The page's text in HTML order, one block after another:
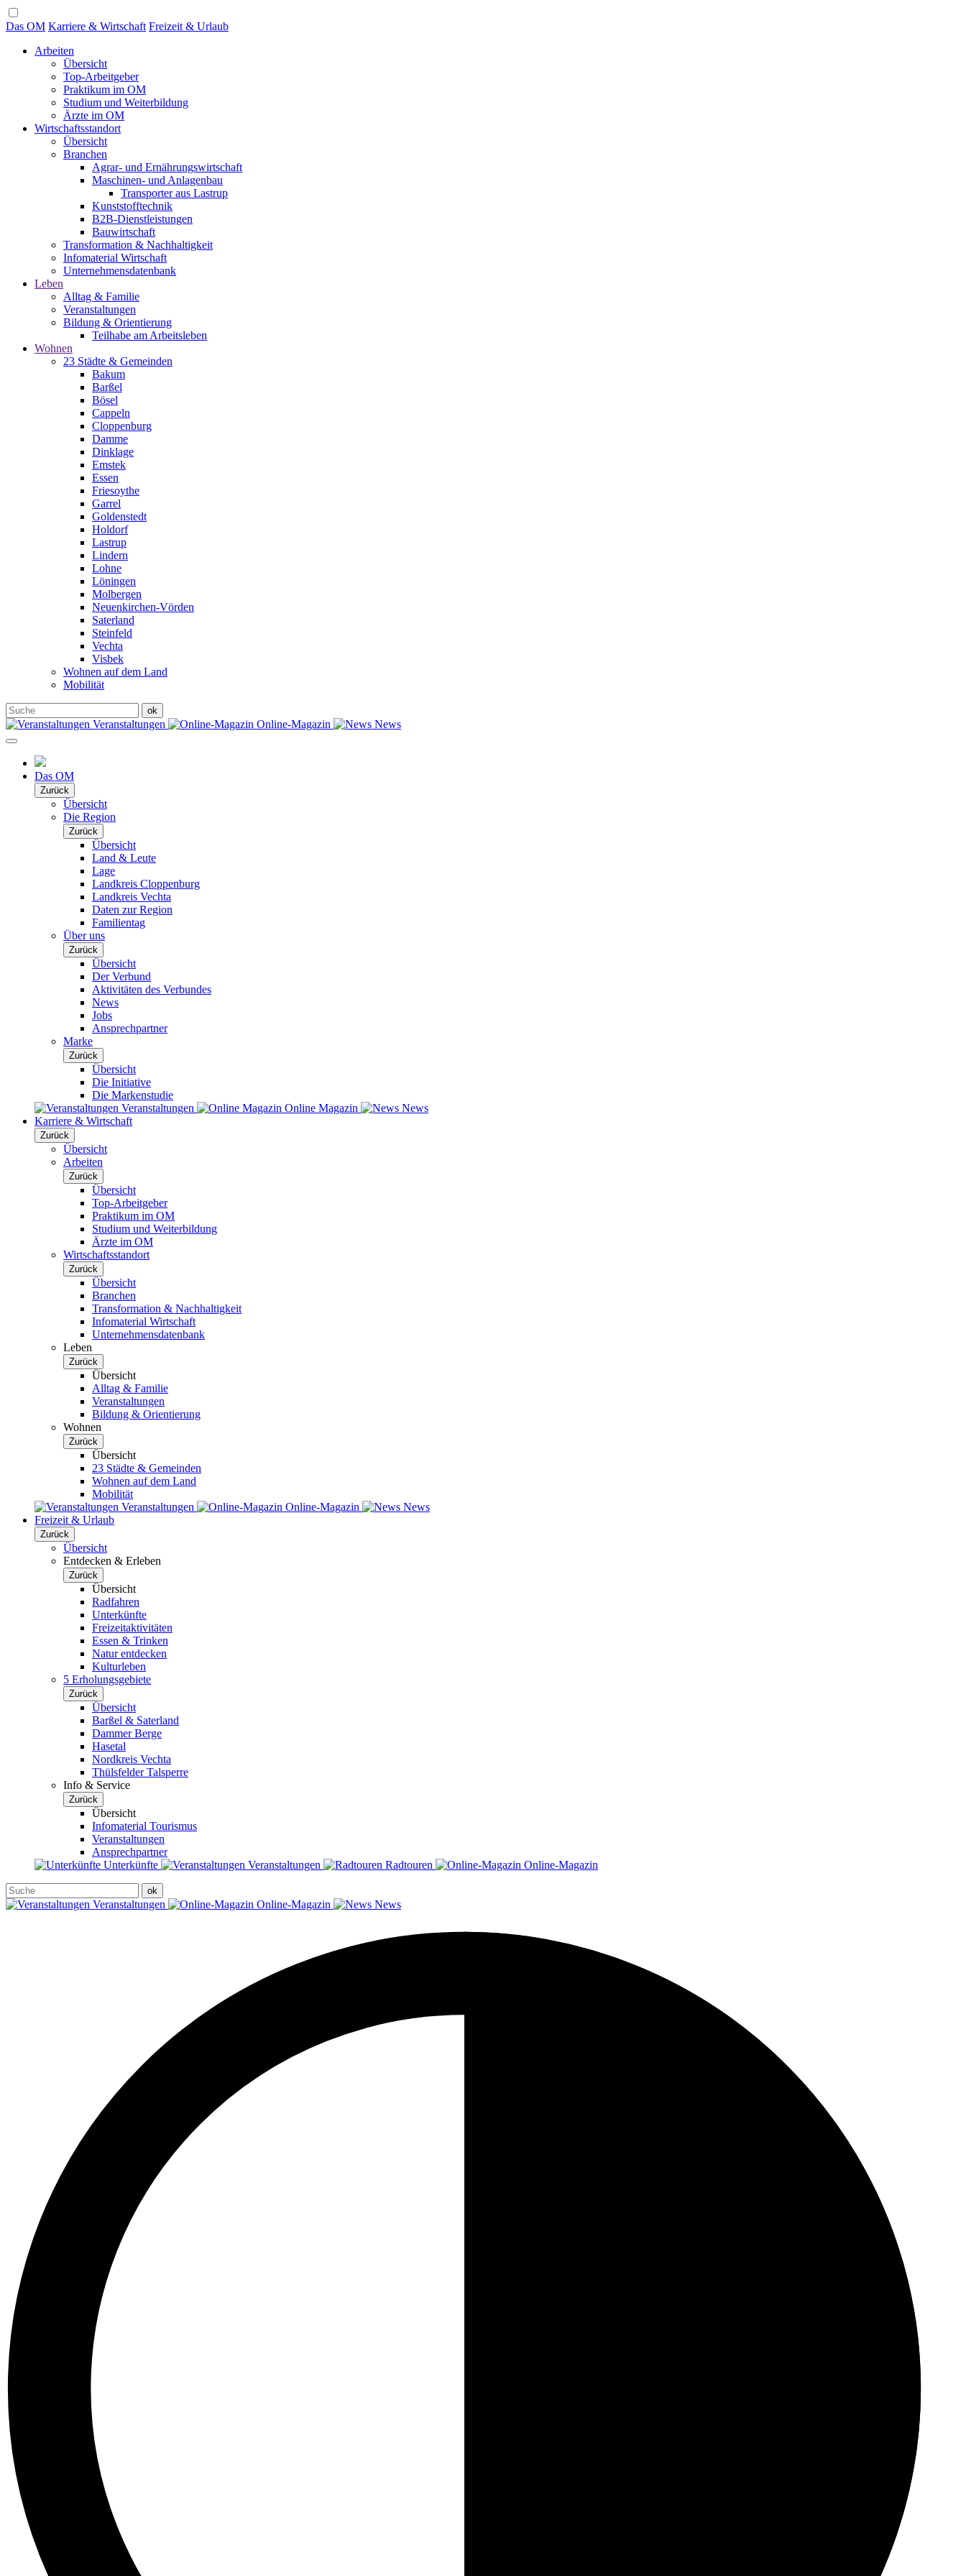
Das OM Karriere & Wirtschaft Freizeit & Urlaub
Arbeiten
Übersicht
Top-Arbeitgeber
Praktikum im OM
Studium und Weiterbildung
Ärzte im OM
Wirtschaftsstandort
Übersicht
Branchen
Agrar- und Ernährungswirtschaft
Maschinen- und Anlagenbau
Transporter aus Lastrup
Kunststofftechnik
B2B-Dienstleistungen
Bauwirtschaft
Transformation & Nachhaltigkeit
Infomaterial Wirtschaft
Unternehmensdatenbank
Leben
Alltag & Familie
Veranstaltungen
Bildung & Orientierung
Teilhabe am Arbeitsleben
Wohnen
23 Städte & Gemeinden
Bakum
Barßel
Bösel
Cappeln
Cloppenburg
Damme
Dinklage
Emstek
Essen
Friesoythe
Garrel
Goldenstedt
Holdorf
Lastrup
Lindern
Lohne
Löningen
Molbergen
Neuenkirchen-Vörden
Saterland
Steinfeld
Vechta
Visbek
Wohnen auf dem Land
Mobilität
Veranstaltungen Online-Magazin News
Das OM
Zurück
Übersicht
Die Region
Zurück
Übersicht
Land & Leute
Lage
Landkreis Cloppenburg
Landkreis Vechta
Daten zur Region
Familientag
Über uns
Zurück
Übersicht
Der Verbund
Aktivitäten des Verbundes
News
Jobs
Ansprechpartner
Marke
Zurück
Übersicht
Die Initiative
Die Markenstudie
Veranstaltungen
Online Magazin
News
Karriere & Wirtschaft
Zurück
Übersicht
Arbeiten
Zurück
Übersicht
Top-Arbeitgeber
Praktikum im OM
Studium und Weiterbildung
Ärzte im OM
Wirtschaftsstandort
Zurück
Übersicht
Branchen
Transformation & Nachhaltigkeit
Infomaterial Wirtschaft
Unternehmensdatenbank
Leben
Zurück
Übersicht
Alltag & Familie
Veranstaltungen
Bildung & Orientierung
Wohnen
Zurück
Übersicht
23 Städte & Gemeinden
Wohnen auf dem Land
Mobilität
Veranstaltungen
Online-Magazin
News
Freizeit & Urlaub
Zurück
Übersicht
Entdecken & Erleben
Zurück
Übersicht
Radfahren
Unterkünfte
Freizeitaktivitäten
Essen & Trinken
Natur entdecken
Kulturleben
5 Erholungsgebiete
Zurück
Übersicht
Barßel & Saterland
Dammer Berge
Hasetal
Nordkreis Vechta
Thülsfelder Talsperre
Info & Service
Zurück
Übersicht
Infomaterial Tourismus
Veranstaltungen
Ansprechpartner
Unterkünfte
Veranstaltungen Radtouren Online-Magazin
Veranstaltungen Online-Magazin News